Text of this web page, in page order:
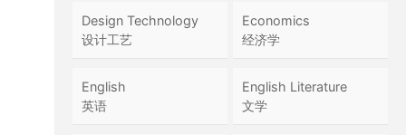
Design Technology
设计工艺
Economics
经济学
English
英语
English Literature
文学